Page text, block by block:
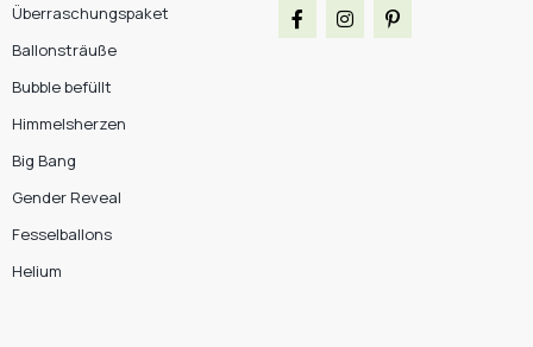
Überraschungspaket
Ballonsträuße
Bubble befüllt
Himmelsherzen
Big Bang
Gender Reveal
Fesselballons
Helium